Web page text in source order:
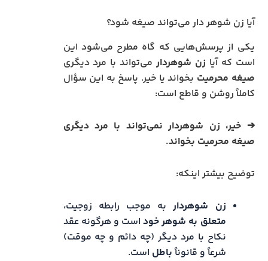
آیا زن شوهر دار می‌تواند صیغه شود؟
یکی از پرسش‌هایی که گاه مطرح می‌شود این
است که آیا زن شوهردارمی‌تواند با مرد دیگری
صیغه محرمیت بخواند یا خیر. پاسخ به این سؤال
کاملاً روشن و قاطع است:
➔ خیر، زن شوهردار نمی‌تواند با مرد دیگری
صیغه محرمیت بخواند.
توضیح بیشتر اینکه:
زن شوهرداربه موجب رابطه زوجیت،
متعلق به شوهر خوداست و هرگونه عقد
نکاح با مرد دیگر (چه دائم و چه موقت)
شرعاً و قانوناًباطل است.